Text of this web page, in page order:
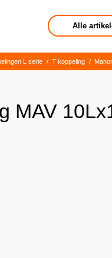
Alle
L serie / T koppeling /
MAV